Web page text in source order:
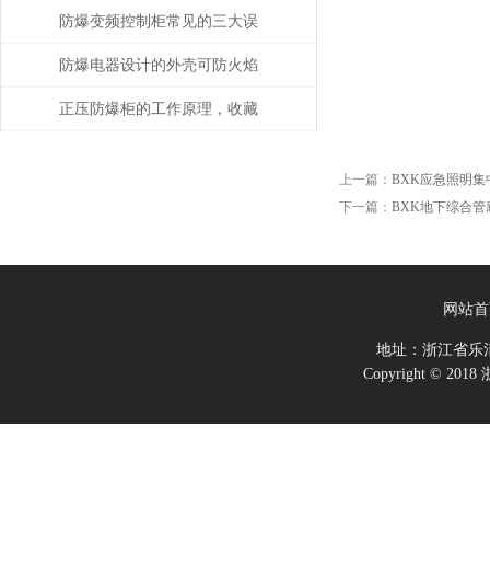
上一篇： BXK应急照明集
下一篇： BXK地下综合管
用注意事项
防爆变频控制柜常见的三大误
区该如何应对？
防爆电器设计的外壳可防火焰
正压防爆柜的工作原理，收藏
网站
地址：浙江省
Copyright © 2018